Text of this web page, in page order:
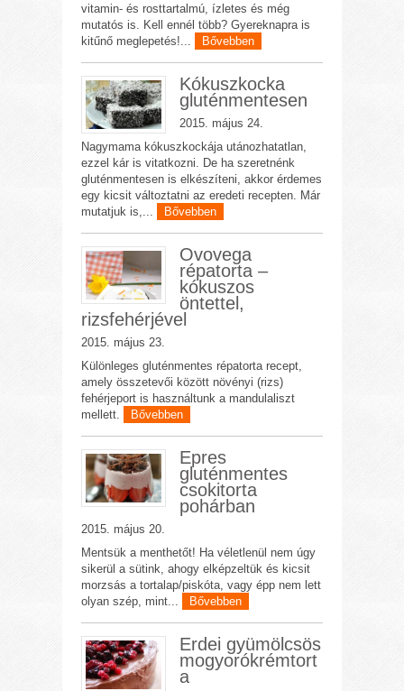
vitamin- és rosttartalmú, ízletes és még
mutatós is. Kell ennél több? Gyereknapra is
kitűnő meglepetés!...
Bővebben
Kókuszkocka
gluténmentesen
2015. május 24.
Nagymama kókuszkockája utánozhatatlan,
ezzel kár is vitatkozni. De ha szeretnénk
gluténmentesen is elkészíteni, akkor érdemes
egy kicsit változtatni az eredeti recepten. Már
mutatjuk is,...
Bővebben
Ovovega
répatorta –
kókuszos
öntettel,
rizsfehérjével
2015. május 23.
Különleges gluténmentes répatorta recept,
amely összetevői között növényi (rizs)
fehérjeport is használtunk a mandulaliszt
mellett.
Bővebben
Epres
gluténmentes
csokitorta
pohárban
2015. május 20.
Mentsük a menthetőt! Ha véletlenül nem úgy
sikerül a sütink, ahogy elképzeltük és kicsit
morzsás a tortalap/piskóta, vagy épp nem lett
olyan szép, mint...
Bővebben
Erdei gyümölcsös
mogyorókrémtort
a